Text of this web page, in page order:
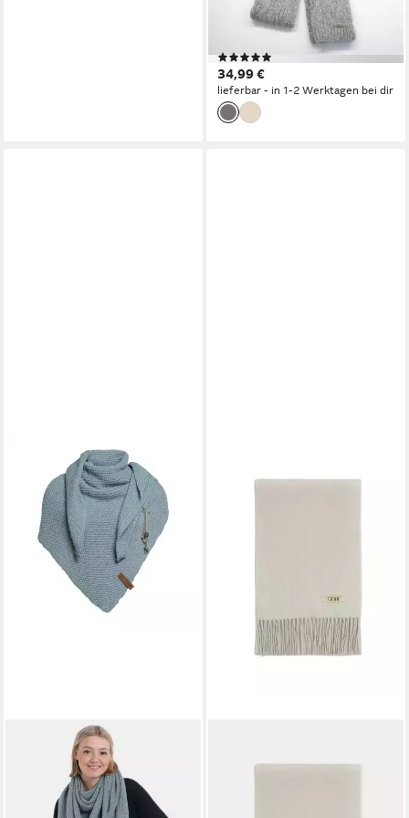
eleganter Struktur &
angenehmer Länge
34,99 €
lieferbar - in 1-2 Werktagen bei dir